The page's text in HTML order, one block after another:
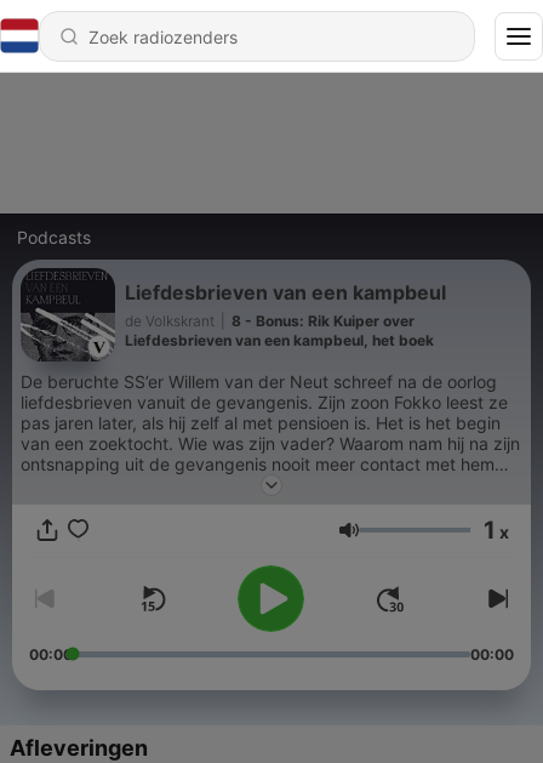
Podcasts
Liefdesbrieven van een kampbeul
de Volkskrant
8 - Bonus: Rik Kuiper over
Liefdesbrieven van een kampbeul, het boek
De beruchte SS’er Willem van der Neut schreef na de oorlog
liefdesbrieven vanuit de gevangenis. Zijn zoon Fokko leest ze
pas jaren later, als hij zelf al met pensioen is. Het is het begin
van een zoektocht. Wie was zijn vader? Waarom nam hij na zijn
ontsnapping uit de gevangenis nooit meer contact met hem
op? Je hoort het in de voorgelezen versie van Liefdesbrieven
door Gijs Scholten van Aschat.
Volume 1 x
00:00 00:00
Afleveringen